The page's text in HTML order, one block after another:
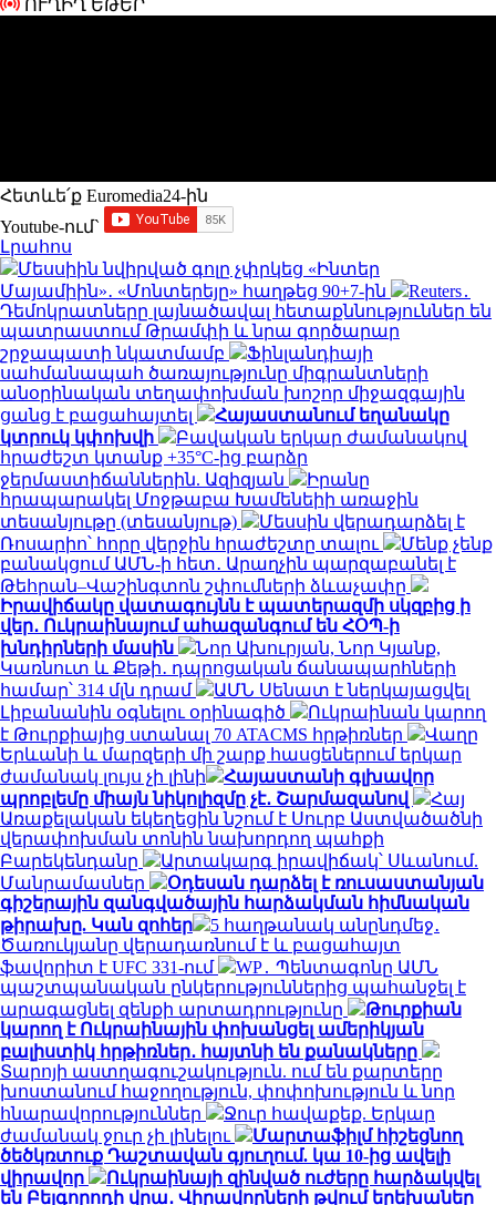
ՈՒՂԻՂ ԵԹԵՐ
Հետևե՛ք Euromedia24-ին
Youtube-ում`
Լրահոս
Մեսսիին նվիրված գոլը չփրկեց «Ինտեր
Մայամիին»․ «Մոնտերեյը» հաղթեց 90+7-ին
Reuters․
Դեմոկրատները լայնածավալ հետաքննություններ են
պատրաստում Թրամփի և նրա գործարար
շրջապատի նկատմամբ
Ֆինլանդիայի
սահմանապահ ծառայությունը միգրանտների
անօրինական տեղափոխման խոշոր միջազգային
ցանց է բացահայտել
Հայաստանում եղանակը
կտրուկ կփոխվի
Բավական երկար ժամանակով
հրաժեշտ կտանք +35°C-ից բարձր
ջերմաստիճաններին. Ազիզյան
Իրանը
հրապարակել Մոջթաբա Խամենեիի առաջին
տեսանյութը (տեսանյութ)
Մեսսին վերադարձել է
Ռոսարիո՝ հորը վերջին հրաժեշտը տալու
Մենք չենք
բանակցում ԱՄՆ-ի հետ․ Արաղչին պարզաբանել է
Թեհրան–Վաշինգտոն շփումների ձևաչափը
Իրավիճակը վատագույնն է պատերազմի սկզբից ի
վեր․ Ուկրաինայում ահազանգում են ՀՕՊ-ի
խնդիրների մասին
Նոր Ախուրյան, Նոր Կյանք,
Կառնուտ և Քեթի․ դպրոցական ճանապարհների
համար՝ 314 մլն դրամ
ԱՄՆ Սենատ է ներկայացվել
Լիբանանին օգնելու օրինագիծ
Ուկրաինան կարող
է Թուրքիայից ստանալ 70 ATACMS հրթիռներ
Վաղը
Երևանի և մարզերի մի շարք հասցեներում երկար
ժամանակ լույս չի լինի
Հայաստանի գլխավոր
պրոբլեմը միայն նիկոլիզմը չէ․ Շարմազանով
Հայ
Առաքելական եկեղեցին նշում է Սուրբ Աստվածածնի
վերափոխման տոնին նախորդող պահքի
Բարեկենդանը
Արտակարգ իրավիճակ՝ Սևանում.
Մանրամասներ
Օդեսան դարձել է ռուսաստանյան
գիշերային զանգվածային հարձակման հիմնական
թիրախը. Կան զոհեր
5 հաղթանակ անընդմեջ․
Ծառուկյանը վերադառնում է և բացահայտ
ֆավորիտ է UFC 331-ում
WP․ Պենտագոնը ԱՄՆ
պաշտպանական ընկերություններից պահանջել է
արագացնել զենքի արտադրությունը
Թուրքիան
կարող է Ուկրաինային փոխանցել ամերիկյան
բալիստիկ հրթիռներ․ հայտնի են քանակները
Տարոյի աստղագուշակություն. ում են քարտերը
խոստանում հաջողություն, փոփոխություն և նոր
հնարավորություններ
Ջուր հավաքեք. Երկար
ժամանակ ջուր չի լինելու
Մարտաֆիլմ հիշեցնող
ծեծկռտուք Դաշտավան գյուղում. կա 10-ից ավելի
վիրավոր
Ուկրաինայի զինված ուժերը հարձակվել
են Բելգորոդի վրա․ Վիրավորների թվում երեխաներ